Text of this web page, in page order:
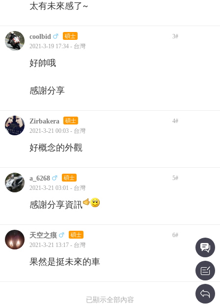
太有未來感了~
coolbid 碩士 3#
2021-3-19 17:34 - 台灣
好帥哦
感謝分享
Zirbakera 碩士 4#
2021-3-21 00:03 - 台灣
好概念的外觀
a_6268 碩士 5#
2021-3-21 03:01 - 台灣
感謝分享資訊
天空之痕 碩士 6#
2021-3-21 13:17 - 台灣
果然是挺未來的車
已顯示全部內容